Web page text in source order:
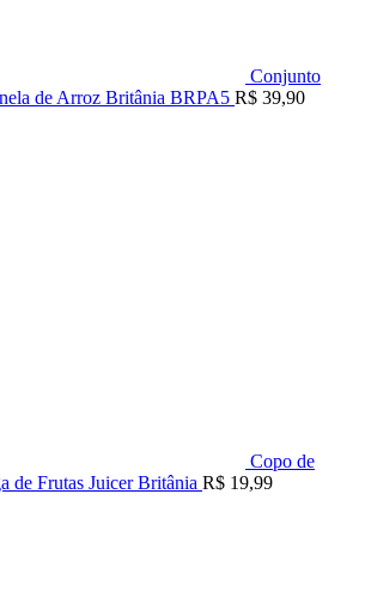
Conjunto
de Arroz Britânia BRPA5 R$ 39,90
Copo de
de Frutas Juicer Britânia R$ 19,99